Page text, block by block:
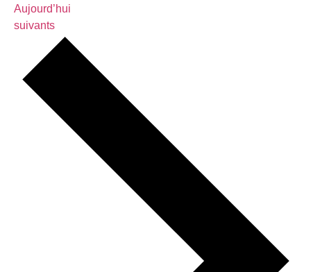
Aujourd’hui
Évènements
suivants